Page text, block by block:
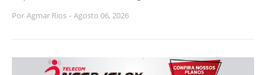
Por Agmar Rios - Agosto 06, 2026